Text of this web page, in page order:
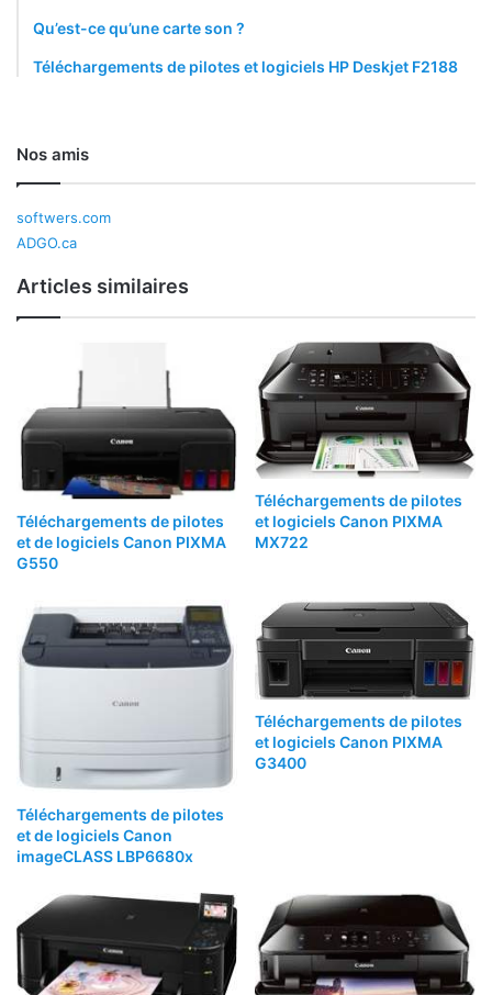
Qu’est-ce qu’une carte son ?
Téléchargements de pilotes et logiciels HP Deskjet F2188
Nos amis
softwers.com
ADGO.ca
Articles similaires
Téléchargements de pilotes
et de logiciels Canon PIXMA
G550
Téléchargements de pilotes
et logiciels Canon PIXMA
MX722
Téléchargements de pilotes
et de logiciels Canon
imageCLASS LBP6680x
Téléchargements de pilotes
et logiciels Canon PIXMA
G3400